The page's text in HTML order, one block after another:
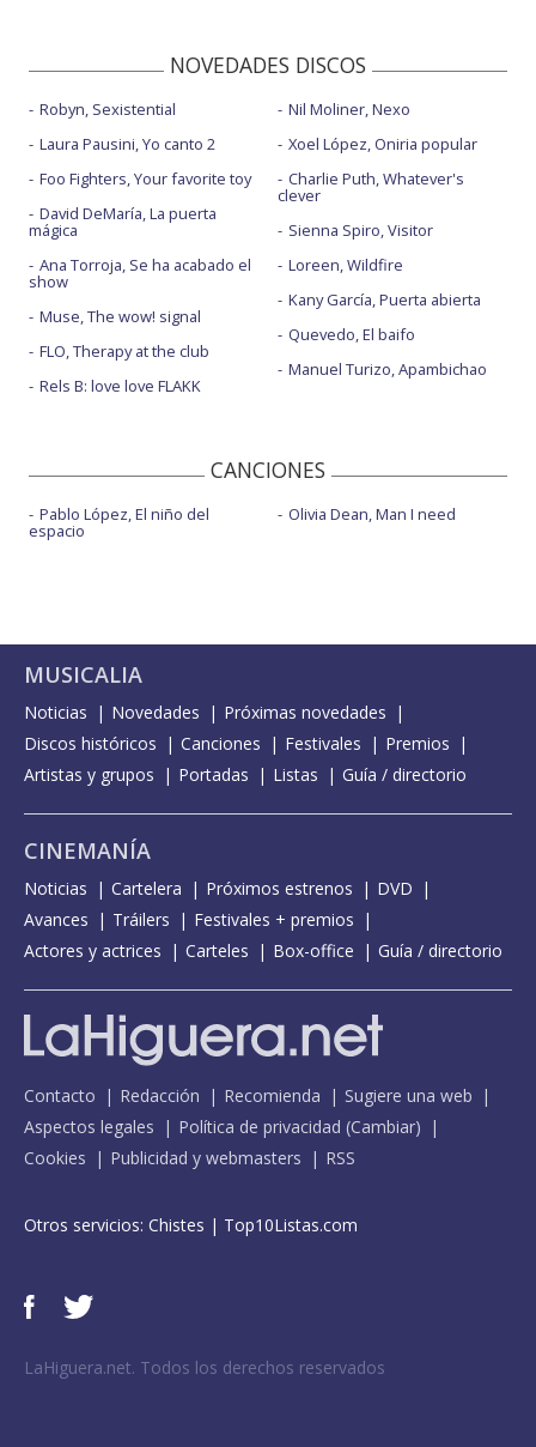
NOVEDADES DISCOS
Robyn, Sexistential
Laura Pausini, Yo canto 2
Foo Fighters, Your favorite toy
David DeMaría, La puerta
mágica
Ana Torroja, Se ha acabado el
show
Muse, The wow! signal
FLO, Therapy at the club
Rels B: love love FLAKK
Nil Moliner, Nexo
Xoel López, Oniria popular
Charlie Puth, Whatever's
clever
Sienna Spiro, Visitor
Loreen, Wildfire
Kany García, Puerta abierta
Quevedo, El baifo
Manuel Turizo, Apambichao
CANCIONES
Pablo López, El niño del
espacio
Olivia Dean, Man I need
MUSICALIA
Noticias Novedades
Próximas novedades
Discos históricos
Canciones Festivales
Premios
Artistas y grupos
Portadas Listas Guía / directorio
CINEMANÍA
Noticias Cartelera Próximos estrenos
DVD
Avances
Tráilers
Festivales + premios
Actores y actrices
Carteles Box-office Guía / directorio
Contacto Redacción Recomienda
Sugiere una web
Aspectos legales
Política de privacidad (Cambiar)
Cookies
Publicidad y webmasters RSS
Otros servicios: Chistes | Top10Listas.com
LaHiguera.net. Todos los derechos reservados